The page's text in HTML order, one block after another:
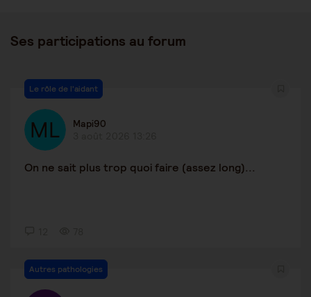
Ses participations au forum
Le rôle de l'aidant
Mapi90
On ne sait plus trop quoi faire (assez long)...
Autres pathologies